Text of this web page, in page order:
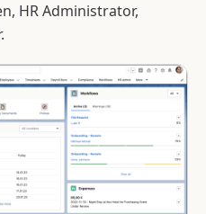
HR Administrator,